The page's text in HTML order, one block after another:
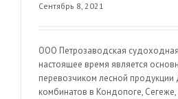
Сентябрь 8, 2021
ООО Петрозаводская
настоящее время является
перевозчиком лесной продукции
комбинатов в Кондопоге,